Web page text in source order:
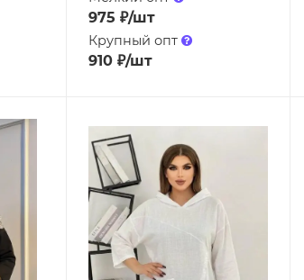
975 ₽/шт
Крупный опт
910₽/шт